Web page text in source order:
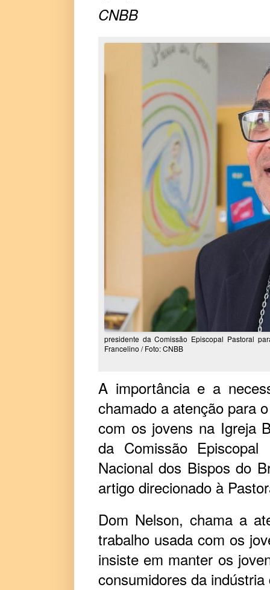
CNBB
presidente da Comissão Episcopal Pastoral
Francelino / Foto: CNBB
A importância e a
chamado a atenção para
com os jovens na Igreja
da Comissão
Nacional dos Bispos do
artigo direcionado à
Dom Nelson, chama a
trabalho usada com os
insiste em manter os
consumidores da